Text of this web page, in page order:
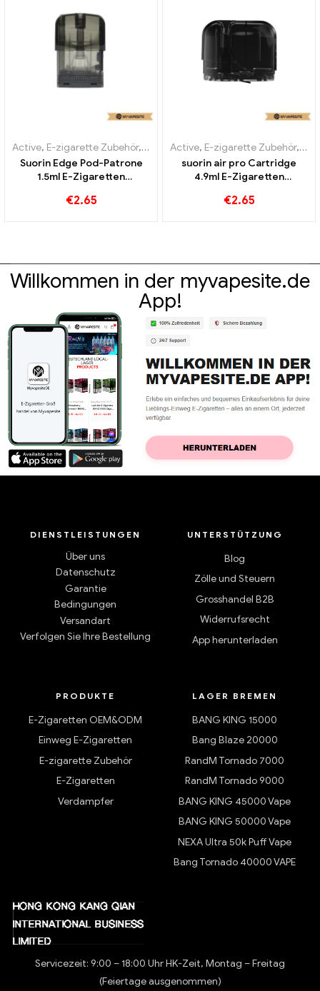
Active, E-zigarette Zubehör, Verdampfer
Suorin Edge Pod-Patrone
1.5ml E-Zigaretten
€2.65
Active, E-zigarette Zubehör,
suorin air pro Cartridge
4.9ml E-Zigaretten
€2.65
Willkommen in der myvapesite.de
App!
DIENSTLEISTUNGEN
Über uns
Datenschutz
Garantie
Bedingungen
Versandart
Verfolgen Sie Ihre Bestellung
UNTERSTÜTZUNG
Blog
Zölle und Steuern
Grosshandel B2B
Widerrufsrecht
App herunterladen
PRODUKTE
E-Zigaretten OEM&ODM
Einweg E-Zigaretten
E-zigarette Zubehör
E-Zigaretten
Verdampfer
LAGER BREMEN
BANG KING 15000
Bang Blaze 20000
RandM Tornado 7000
RandM Tornado 9000
BANG KING 45000 Vape
BANG KING 50000 Vape
NEXA Ultra 50k Puff Vape
Bang Tornado 40000 VAPE
Servicezeit: 9:00 – 18:00 Uhr HK-Zeit, Montag – Freitag
(Feiertage ausgenommen)